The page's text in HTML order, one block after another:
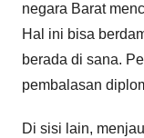
negara Barat
Hal ini bisa
berada di sana.
pembalasan
Di sisi lain,